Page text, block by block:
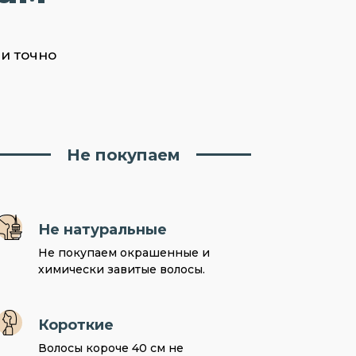
точно
Не покупаем
Не натуральные
Не покупаем окрашенные и
химически завитые волосы.
Короткие
Волосы короче 40 см не